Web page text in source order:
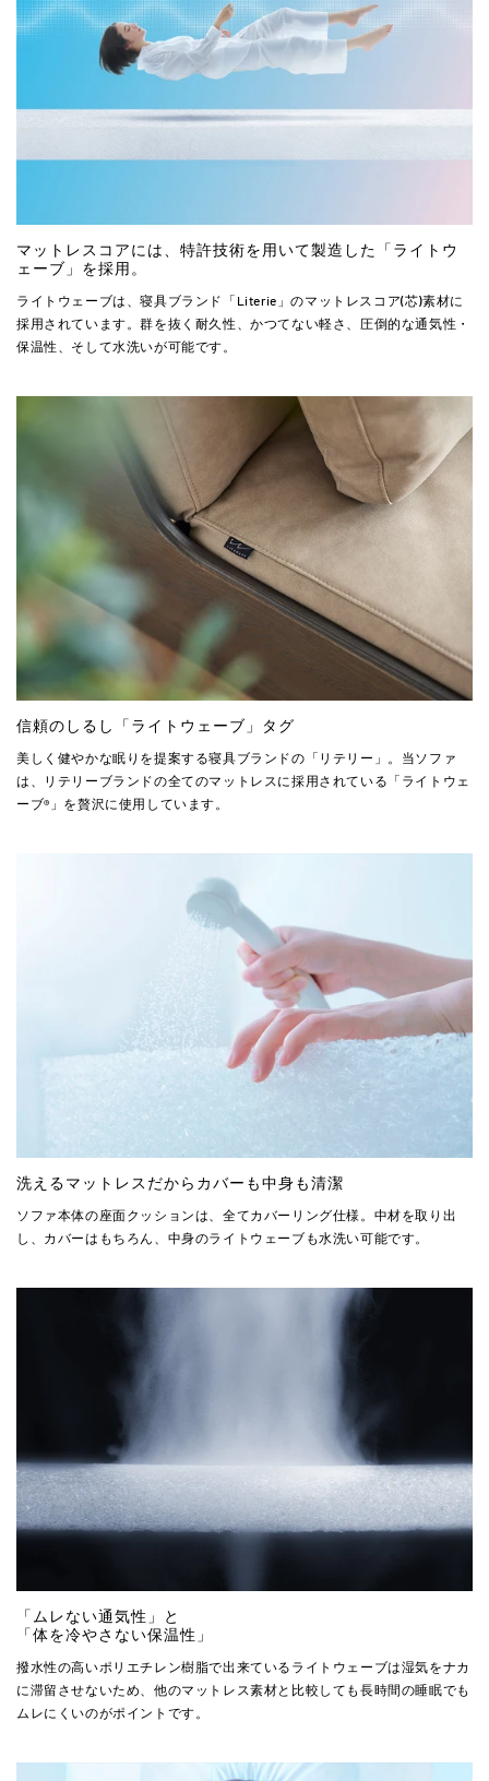
マットレスコアには、特許技術を用いて製造した「ライトウ
ェーブ」を採用。
ライトウェーブは、寝具ブランド「Literie」のマットレスコア(芯)素材に
採用されています。群を抜く耐久性、かつてない軽さ、圧倒的な通気性・
保温性、そして水洗いが可能です。
信頼のしるし「ライトウェーブ」タグ
美しく健やかな眠りを提案する寝具ブランドの「リテリー」。当ソファ
は、リテリーブランドの全てのマットレスに採用されている「ライトウェ
ーブ®️」を贅沢に使用しています。
洗えるマットレスだからカバーも中身も清潔
ソファ本体の座面クッションは、全てカバーリング仕様。中材を取り出
し、カバーはもちろん、中身のライトウェーブも水洗い可能です。
「ムレない通気性」と
「体を冷やさない保温性」
撥水性の高いポリエチレン樹脂で出来ているライトウェーブは湿気をナカ
に滞留させないため、他のマットレス素材と比較しても長時間の睡眠でも
ムレにくいのがポイントです。